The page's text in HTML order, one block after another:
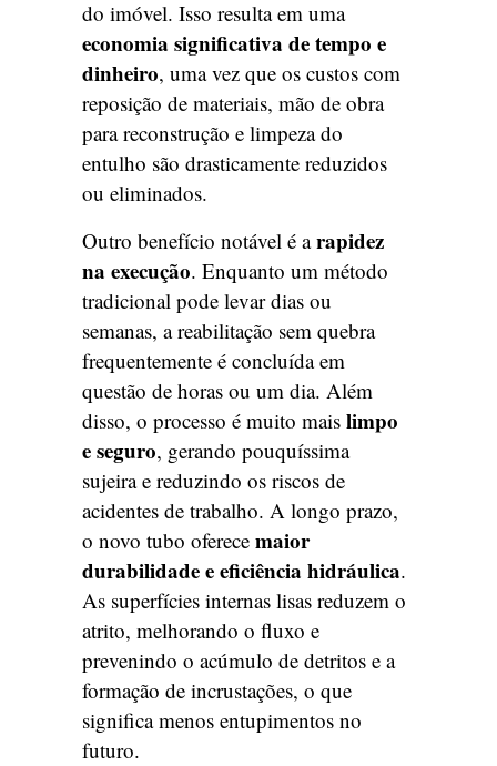
do imóvel. Isso resulta em uma
economia significativa de tempo e
dinheiro, uma vez que os custos com
reposição de materiais, mão de obra
para reconstrução e limpeza do
entulho são drasticamente reduzidos
ou eliminados.
Outro benefício notável é arapidez
na execução. Enquanto um método
tradicional pode levar dias ou
semanas, a reabilitação sem quebra
frequentemente é concluída em
questão de horas ou um dia. Além
disso, o processo é muito mais limpo
e seguro, gerando pouquíssima
sujeira e reduzindo os riscos de
acidentes de trabalho. A longo prazo,
o novo tubo oferece maior
durabilidade e eficiência hidráulica.
As superfícies internas lisas reduzem o
atrito, melhorando o fluxo e
prevenindo o acúmulo de detritos e a
formação de incrustações, o que
significa menos entupimentos no
futuro.